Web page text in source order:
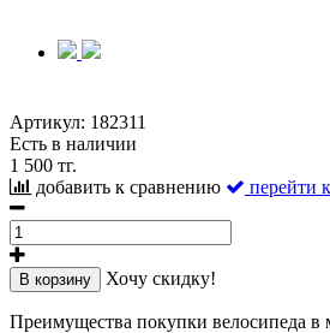
Артикул: 182311
Есть в наличии
1 500 тг.
добавить к сравнению
перейти
В корзину Хочу скидку!
Преимущества покупки велосипеда в